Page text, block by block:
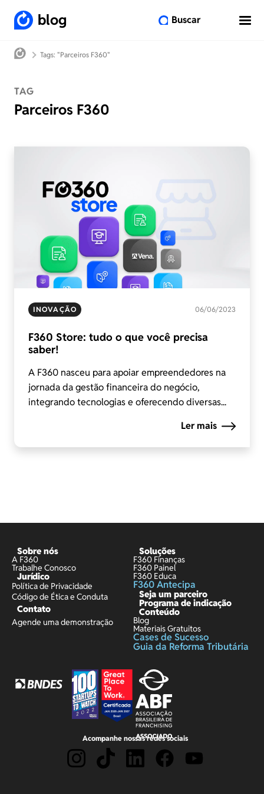
blog Buscar
Tags: "Parceiros F360"
TAG
Parceiros F360
INOVAÇÃO 06/06/2023
F360 Store: tudo o que você precisa
saber!
A F360 nasceu para apoiar empreendedores na
jornada da gestão financeira do negócio,
integrando tecnologias e oferecendo diversas...
Ler mais
Sobre nós
A F360
Trabalhe Conosco
Jurídico
Política de Privacidade
Código de Ética e Conduta
Contato
Agende uma demonstração
Soluções
F360 Finanças
F360 Painel
F360 Educa
F360 Antecipa
Seja um parceiro
Programa de indicação
Conteúdo
Blog
Materiais Gratuitos
Cases de Sucesso
Guia da Reforma Tributária
Acompanhe nossas redes sociais